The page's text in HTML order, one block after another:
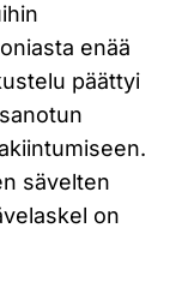
enää
päättyi
sävelten
on